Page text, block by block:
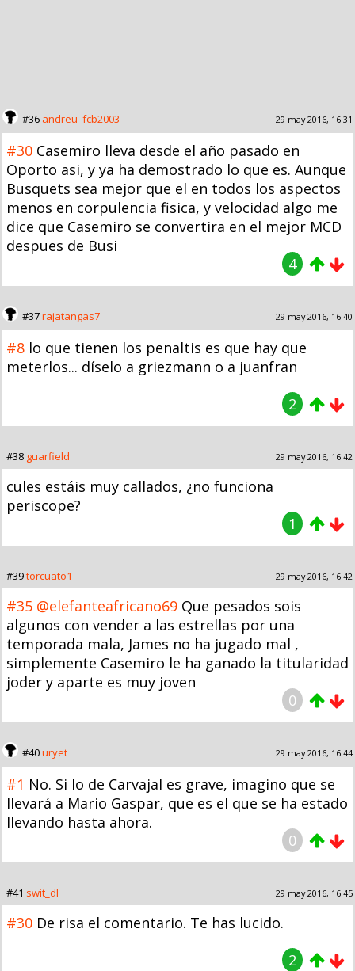
#36 andreu_fcb2003 29 may 2016, 16:31
#30 Casemiro lleva desde el año pasado en
Oporto asi, y ya ha demostrado lo que es. Aunque
Busquets sea mejor que el en todos los aspectos
menos en corpulencia fisica, y velocidad algo me
dice que Casemiro se convertira en el mejor MCD
despues de Busi
4
#37rajatangas7 29 may 2016, 16:40
#8 lo que tienen los penaltis es que hay que
meterlos... díselo a griezmann o a juanfran
2
#38 guarfield 29 may 2016, 16:42
cules estáis muy callados, ¿no funciona
periscope?
1
#39torcuato1 29 may 2016, 16:42
#35 @elefanteafricano69 Que pesados sois
algunos con vender a las estrellas por una
temporada mala, James no ha jugado mal ,
simplemente Casemiro le ha ganado la titularidad
joder y aparte es muy joven
0
#40uryet 29 may 2016, 16:44
#1 No. Si lo de Carvajal es grave, imagino que se
llevará a Mario Gaspar, que es el que se ha estado
llevando hasta ahora.
0
#41 swit_dl 29 may 2016, 16:45
#30 De risa el comentario. Te has lucido.
2